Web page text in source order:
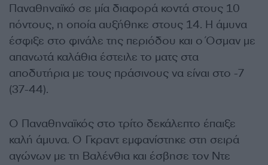
Παναθηναϊκό σε μία διαφορά κοντά στους 10
πόντους, η οποία αυξήθηκε στους 14. Η άμυνα
έσφιξε στο φινάλε της περιόδου και ο Όσμαν με
απανωτά καλάθια έστειλε το ματς στα
αποδυτήρια με τους πράσινους να είναι στο -7
(37-44).
Ο Παναθηναϊκός στο τρίτο δεκάλεπτο έπαιξε
καλή άμυνα. Ο Γκραντ εμφανίστηκε στη σειρά
αγώνων με τη Βαλένθια και έσβησε τον Ντε